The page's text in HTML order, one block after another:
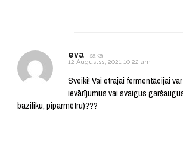
eva
saka:
12 Augustss, 2021 10:22 am
Sveiki! Vai otrajai fermentācijai
ievārījumus vai svaigus
baziliku, piparmētru)???